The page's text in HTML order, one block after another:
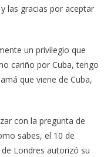
las gracias por aceptar
un privilegio que
cariño por Cuba, tengo
que viene de Cuba,
con la pregunta de
sabes, el 10 de
Londres autorizó su